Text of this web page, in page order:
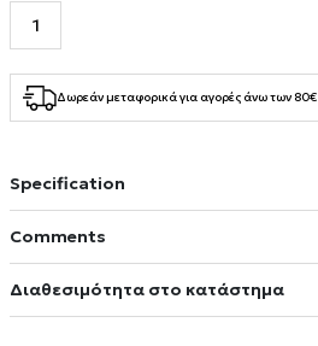
Δωρεάν μεταφορικά για αγορές άνω των 80€
Specification
Comments
Διαθεσιμότητα στο κατάστημα